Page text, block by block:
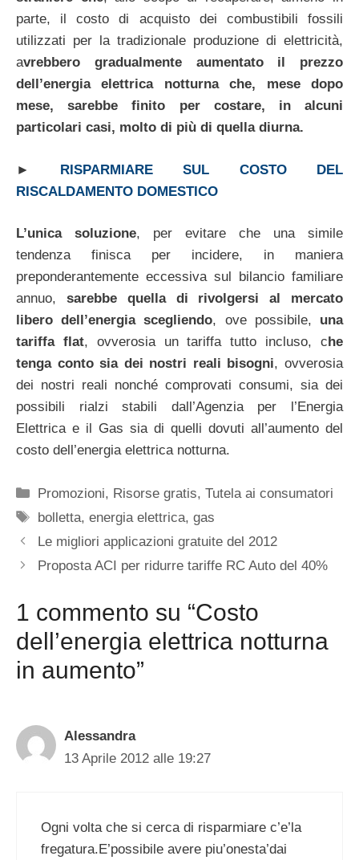
parte, il costo di acquisto dei combustibili fossili
utilizzati per la tradizionale produzione di elettricità,
avrebbero gradualmente aumentato il prezzo
dell’energia elettrica notturna che, mese dopo
mese, sarebbe finito per costare, in alcuni
particolari casi, molto di più di quella diurna.
► RISPARMIARE SUL COSTO DEL
RISCALDAMENTO DOMESTICO
L’unica soluzione, per evitare che una simile
tendenza finisca per incidere, in maniera
preponderantemente eccessiva sul bilancio familiare
annuo, sarebbe quella di rivolgersi al mercato
libero dell’energia scegliendo, ove possibile, una
tariffa flat, ovverosia un tariffa tutto incluso, c he
tenga conto sia dei nostri reali bisogni, ovverosia
dei nostri reali nonché comprovati consumi, sia dei
possibili rialzi stabili dall’Agenzia per l’Energia
Elettrica e il Gas sia di quelli dovuti all’aumento del
costo dell’energia elettrica notturna.
Categorie
Promozioni, Risorse gratis,Tutela ai consumatori
Tag
bolletta,energia elettrica,gas
Le migliori applicazioni gratuite del 2012
Proposta ACI per ridurre tariffe RC Auto del 40%
1 commento su “Costo
dell’energia elettrica notturna
in aumento”
Alessandra
13 Aprile 2012 alle 19:27
Ogni volta che si cerca di risparmiare c’e’la
fregatura.E’possibile avere piu’onesta’dai